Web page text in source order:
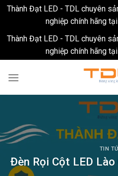
Thành Đạt LED - TDL chuyên
nghiệp chính hãng
Thành Đạt LED - TDL chuyên
nghiệp chính hãng
TIN
Đèn Rọi Cột LED